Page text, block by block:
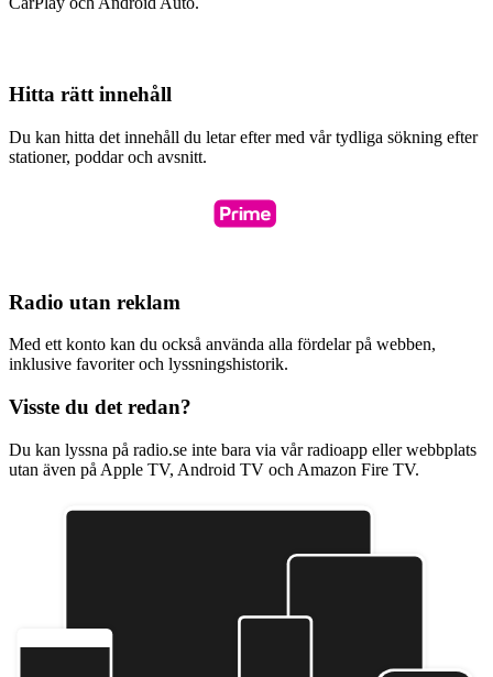
Hitta rätt innehåll
Du kan hitta det innehåll du letar efter med vår tydliga sökning efter
stationer, poddar och avsnitt.
Radio utan reklam
Med ett konto kan du också använda alla fördelar på webben,
inklusive favoriter och lyssningshistorik.
Visste du det redan?
Du kan lyssna på radio.se inte bara via vår radioapp eller webbplats
utan även på Apple TV, Android TV och Amazon Fire TV.